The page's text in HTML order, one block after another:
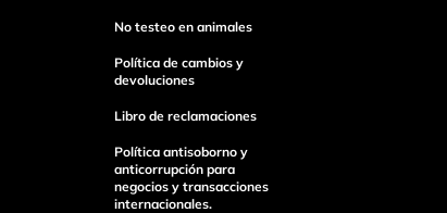
Enviar Comentario
No testeo en animales
Política de cambios y
devoluciones
Libro de reclamaciones
Política antisoborno y
anticorrupción para
negocios y transacciones
internacionales.